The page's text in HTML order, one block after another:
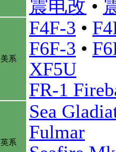
震电改 •
美系
F4F-3 •
F6F-3 •
XF5U
FR-1
英系
Sea
Fulmar